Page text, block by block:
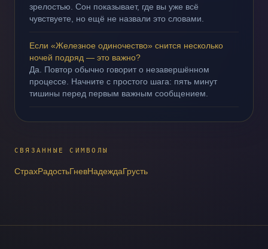
зрелостью. Сон показывает, где вы уже всё
чувствуете, но ещё не назвали это словами.
Если «Железное одиночество» снится несколько
ночей подряд — это важно?
Да. Повтор обычно говорит о незавершённом
процессе. Начните с простого шага: пять минут
тишины перед первым важным сообщением.
СВЯЗАННЫЕ СИМВОЛЫ
СтрахРадостьГневНадеждаГрусть